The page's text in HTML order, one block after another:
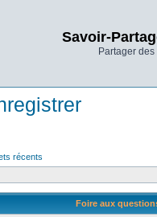
Savoir-
Partager
récents
Foire aux